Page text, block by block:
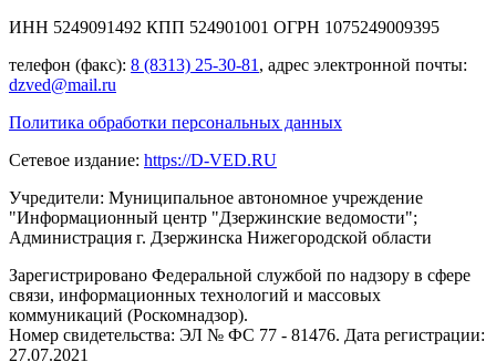
ИНН 5249091492 КПП 524901001 ОГРН 1075249009395
телефон (факс): 8 (8313) 25-30-81 , адрес электронной почты:
dzved@mail.ru
Политика обработки персональных данных
Сетевое издание: https://D-VED.RU
Учредители: Муниципальное автономное учреждение
"Информационный центр "Дзержинские ведомости";
Администрация г. Дзержинска Нижегородской области
Зарегистрировано Федеральной службой по надзору в сфере
связи, информационных технологий и массовых
коммуникаций (Роскомнадзор).
Номер свидетельства: ЭЛ № ФС 77 - 81476. Дата регистрации:
27.07.2021